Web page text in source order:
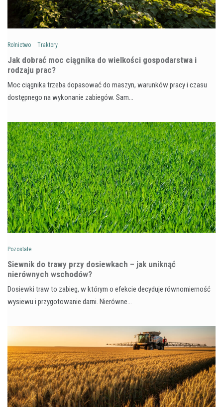
Rolnictwo Traktory
Jak dobrać moc ciągnika do wielkości gospodarstwa i
rodzaju prac?
Moc ciągnika trzeba dopasować do maszyn, warunków pracy i czasu
dostępnego na wykonanie zabiegów. Sam…
Pozostałe
Siewnik do trawy przy dosiewkach – jak uniknąć
nierównych wschodów?
Dosiewki traw to zabieg, w którym o efekcie decyduje równomierność
wysiewu i przygotowanie darni. Nierówne…